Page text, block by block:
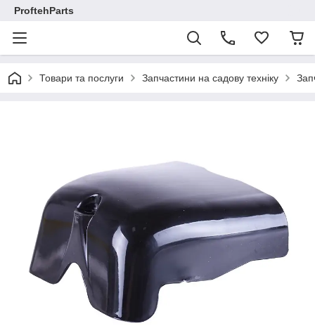
ProftehParts
Товари та послуги Запчастини на садову техніку